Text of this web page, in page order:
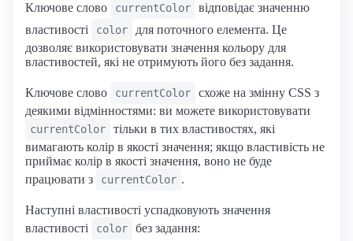
Ключове слово currentColor
відповідає значенню
властивості
color
для поточного елемента. Це
дозволяє використовувати значення кольору для
властивостей, які не отримують його без задання.
Ключове слово currentColor
схоже на змінну CSS з
деякими відмінностями: ви можете використовувати
currentColor
тільки в тих властивостях, які
вимагають колір в якості значення; якщо властивість не
приймає колір в якості значення, воно не буде
працювати з
currentColor .
Наступні властивості успадковують значення
властивості
color без задання: